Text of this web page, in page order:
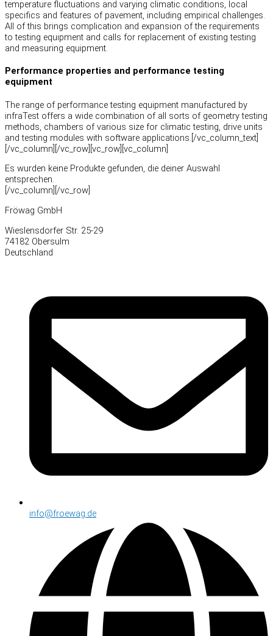
temperature fluctuations and varying climatic conditions, local
specifics and features of pavement, including empirical challenges.
All of this brings complication and expansion of the requirements
to testing equipment and calls for replacement of existing testing
and measuring equipment.
Performance properties and performance testing
equipment
The range of performance testing equipment manufactured by
infraTest offers a wide combination of all sorts of geometry testing
methods, chambers of various size for climatic testing, drive units
and testing modules with software applications.[/vc_column_text]
[/vc_column][/vc_row][vc_row][vc_column]
Es wurden keine Produkte gefunden, die deiner Auswahl
entsprechen.
[/vc_column][/vc_row]
Fröwag GmbH
Wieslensdorfer Str. 25-29
74182 Obersulm
Deutschland
info@froewag.de